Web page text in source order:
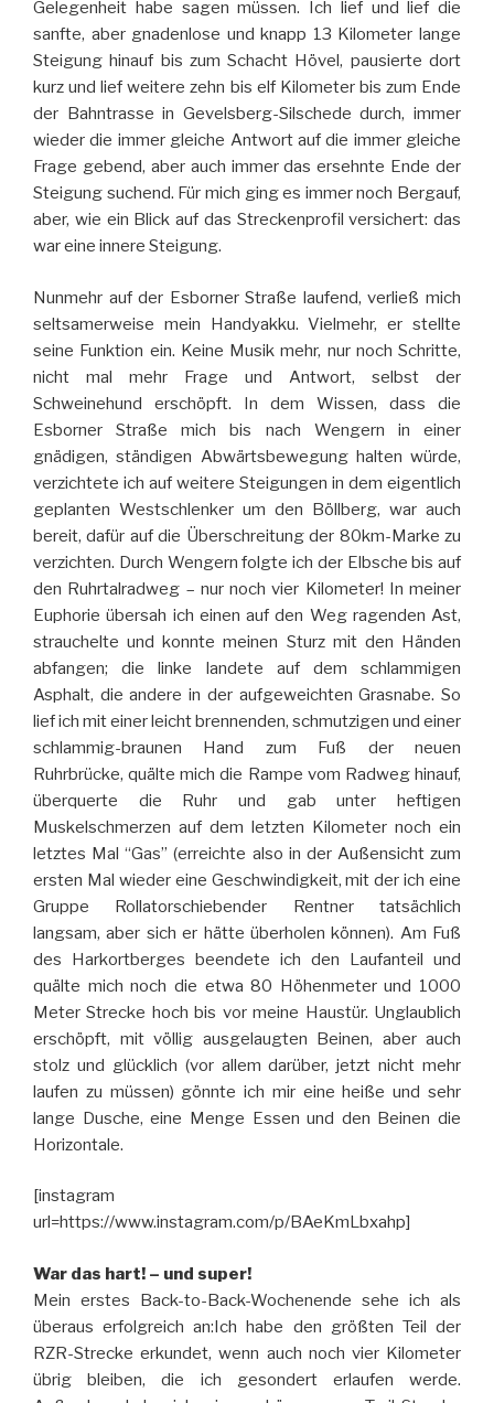
Gelegenheit habe sagen müssen. Ich lief und lief die
sanfte, aber gnadenlose und knapp 13 Kilometer lange
Steigung hinauf bis zum Schacht Hövel, pausierte dort
kurz und lief weitere zehn bis elf Kilometer bis zum Ende
der Bahntrasse in Gevelsberg-Silschede durch, immer
wieder die immer gleiche Antwort auf die immer gleiche
Frage gebend, aber auch immer das ersehnte Ende der
Steigung suchend. Für mich ging es immer noch Bergauf,
aber, wie ein Blick auf das Streckenprofil versichert: das
war eine innere Steigung.
Nunmehr auf der Esborner Straße laufend, verließ mich
seltsamerweise mein Handyakku. Vielmehr, er stellte
seine Funktion ein. Keine Musik mehr, nur noch Schritte,
nicht mal mehr Frage und Antwort, selbst der
Schweinehund erschöpft. In dem Wissen, dass die
Esborner Straße mich bis nach Wengern in einer
gnädigen, ständigen Abwärtsbewegung halten würde,
verzichtete ich auf weitere Steigungen in dem eigentlich
geplanten Westschlenker um den Böllberg, war auch
bereit, dafür auf die Überschreitung der 80km-Marke zu
verzichten. Durch Wengern folgte ich der Elbsche bis auf
den Ruhrtalradweg – nur noch vier Kilometer! In meiner
Euphorie übersah ich einen auf den Weg ragenden Ast,
strauchelte und konnte meinen Sturz mit den Händen
abfangen; die linke landete auf dem schlammigen
Asphalt, die andere in der aufgeweichten Grasnabe. So
lief ich mit einer leicht brennenden, schmutzigen und einer
schlammig-braunen Hand zum Fuß der neuen
Ruhrbrücke, quälte mich die Rampe vom Radweg hinauf,
überquerte die Ruhr und gab unter heftigen
Muskelschmerzen auf dem letzten Kilometer noch ein
letztes Mal “Gas” (erreichte also in der Außensicht zum
ersten Mal wieder eine Geschwindigkeit, mit der ich eine
Gruppe Rollatorschiebender Rentner tatsächlich
langsam, aber sich er hätte überholen können). Am Fuß
des Harkortberges beendete ich den Laufanteil und
quälte mich noch die etwa 80 Höhenmeter und 1000
Meter Strecke hoch bis vor meine Haustür. Unglaublich
erschöpft, mit völlig ausgelaugten Beinen, aber auch
stolz und glücklich (vor allem darüber, jetzt nicht mehr
laufen zu müssen) gönnte ich mir eine heiße und sehr
lange Dusche, eine Menge Essen und den Beinen die
Horizontale.
[instagram
url=https://www.instagram.com/p/BAeKmLbxahp]
War das hart! – und super!
Mein erstes Back-to-Back-Wochenende sehe ich als
überaus erfolgreich an:Ich habe den größten Teil der
RZR-Strecke erkundet, wenn auch noch vier Kilometer
übrig bleiben, die ich gesondert erlaufen werde.